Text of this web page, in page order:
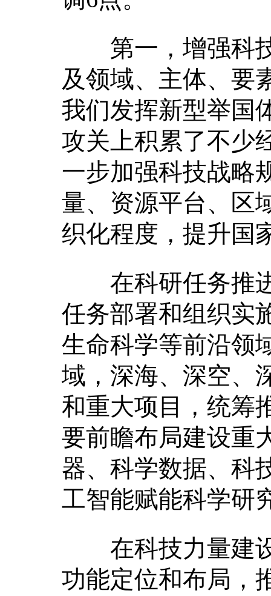
第一，增强科技
及领域、主体、要
我们发挥新型举国
攻关上积累了不少
一步加强科技战略
量、资源平台、区
织化程度，提升国
在科研任务推进
任务部署和组织实
生命科学等前沿领
域，深海、深空、
和重大项目，统筹
要前瞻布局建设重
器、科学数据、科
工智能赋能科学研
在科技力量建设
功能定位和布局，